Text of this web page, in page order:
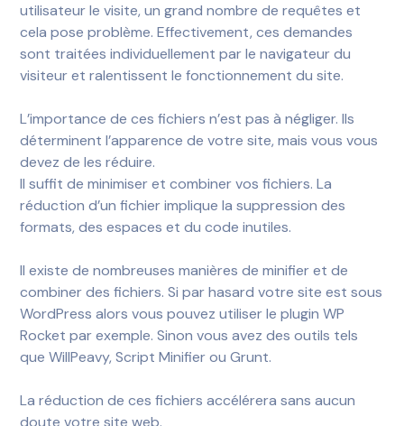
utilisateur le visite, un grand nombre de requêtes et
cela pose problème. Effectivement, ces demandes
sont traitées individuellement par le navigateur du
visiteur et ralentissent le fonctionnement du site.
L’importance de ces fichiers n’est pas à négliger. Ils
déterminent l’apparence de votre site, mais vous vous
devez de les réduire.
Il suffit de minimiser et combiner vos fichiers. La
réduction d’un fichier implique la suppression des
formats, des espaces et du code inutiles.
Il existe de nombreuses manières de minifier et de
combiner des fichiers. Si par hasard votre site est sous
WordPress alors vous pouvez utiliser le plugin WP
Rocket par exemple. Sinon vous avez des outils tels
que WillPeavy, Script Minifier ou Grunt.
La réduction de ces fichiers accélérera sans aucun